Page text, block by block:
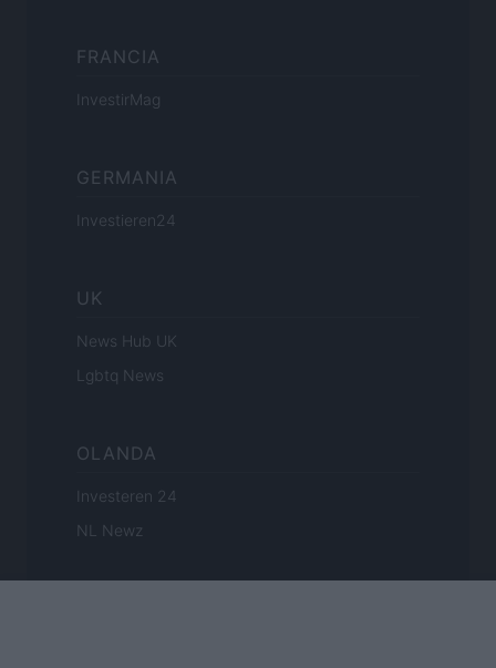
FRANCIA
InvestirMag
GERMANIA
Investieren24
UK
News Hub UK
Lgbtq News
OLANDA
Investeren 24
NL Newz